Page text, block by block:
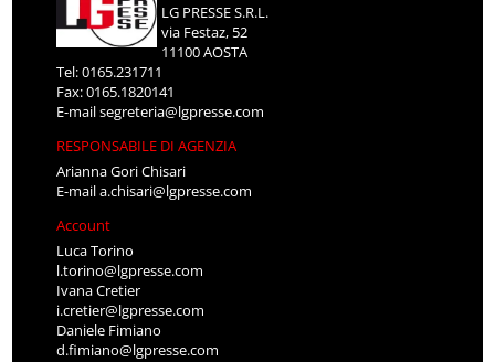
LG PRESSE S.R.L.
via Festaz, 52
11100 AOSTA
Tel: 0165.231711
Fax: 0165.1820141
E-mailsegreteria@lgpresse.com
RESPONSABILE DI AGENZIA
Arianna Gori Chisari
E-maila.chisari@lgpresse.com
Account
Luca Torino
l.torino@lgpresse.com
Ivana Cretier
i.cretier@lgpresse.com
Daniele Fimiano
d.fimiano@lgpresse.com